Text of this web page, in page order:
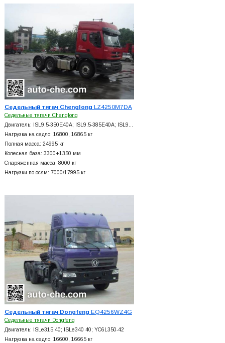
Седельный тягач Chenglong LZ4250M7DA
Седельные тягачи Chenglong
Двигатель: ISL9.5-350E40A; ISL9.5-385E40A; ISL9…
Нагрузка на седло: 16800, 16865 кг
Полная масса: 24995 кг
Колесная база: 3300+1350 мм
Снаряженная масса: 8000 кг
Нагрузки по осям: 7000/17995 кг
Седельный тягач Dongfeng EQ4256WZ4G
Седельные тягачи Dongfeng
Двигатель: ISLe315 40; ISLe340 40; YC6L350-42
Нагрузка на седло: 16600, 16665 кг